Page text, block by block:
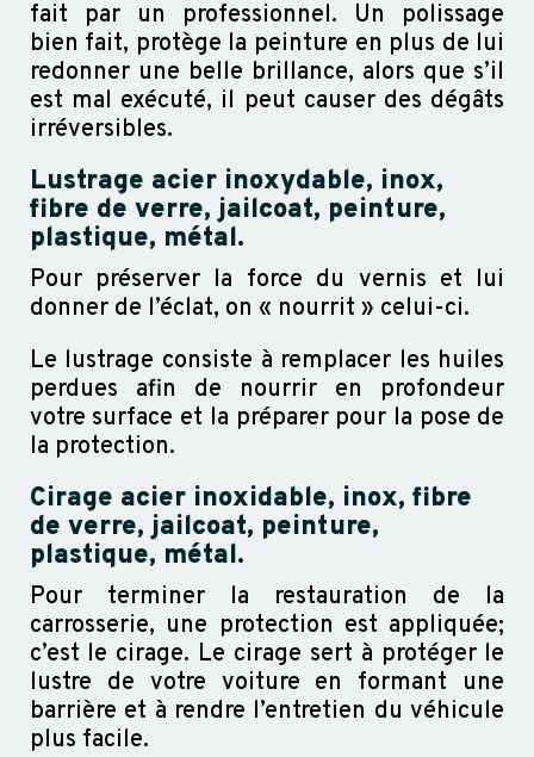
fait par un professionnel. Un polissage
bien fait, protège la peinture en plus de lui
redonner une belle brillance, alors que s’il
est mal exécuté, il peut causer des dégâts
irréversibles.
Lustrage acier inoxydable, inox,
fibre de verre, jailcoat, peinture,
plastique, métal.
Pour préserver la force du vernis et lui
donner de l’éclat, on « nourrit » celui-ci.
Le lustrage consiste à remplacer les huiles
perdues afin de nourrir en profondeur
votre surface et la préparer pour la pose de
la protection.
Cirage acier inoxidable, inox, fibre
de verre, jailcoat, peinture,
plastique, métal.
Pour terminer la restauration de la
carrosserie, une protection est appliquée;
c’est le cirage. Le cirage sert à protéger le
lustre de votre voiture en formant une
barrière et à rendre l’entretien du véhicule
plus facile.